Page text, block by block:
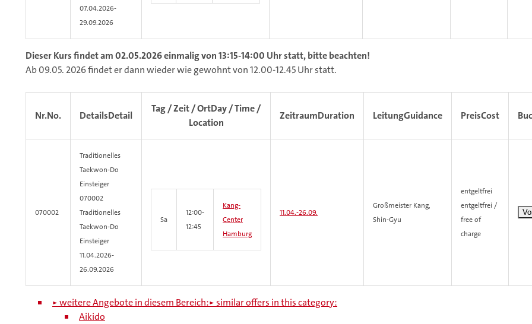
07.04.2026-
29.09.2026
Dieser Kurs findet am 02.05.2026 einmalig von 13:15-14:00 Uhr statt, bitte beachten!
Ab 09.05. 2026 findet er dann wieder wie gewohnt von 12.00-12.45 Uhr statt.
Nr.No. DetailsDetail
Tag / Zeit / OrtDay / Time /
Location
ZeitraumDuration LeitungGuidance PreisCost
070002
Traditionelles
Taekwon-Do
Einsteiger
070002
Traditionelles
Taekwon-Do
Einsteiger
11.04.2026-
26.09.2026
Sa
12:00-
12:45
Kang-
Center
Hamburg
11.04.-26.09.
Großmeister Kang,
Shin-Gyu
entgeltfrei
entgeltfrei /
free of
charge
► weitere Angebote in diesem Bereich:► similar offers in this category:
Aikido